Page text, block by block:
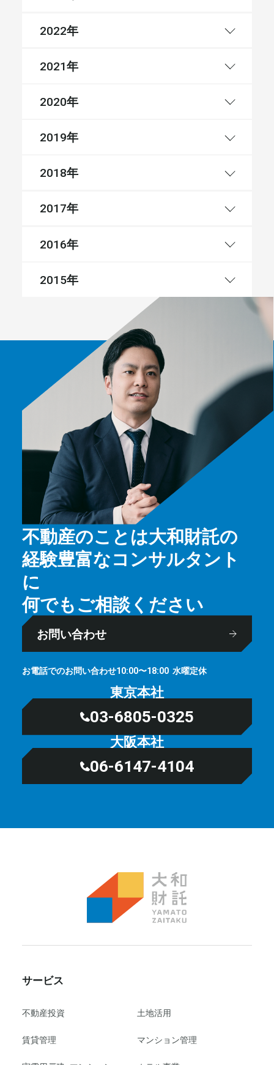
2022年
2021年
2020年
2019年
2018年
2017年
2016年
2015年
不動産のことは大和財託の
経験豊富なコンサルタント
に
何でもご相談ください
お問い合わせ
お電話でのお問い合わせ10:00〜18:00 ⽔曜定休
東京本社
03-6805-0325
大阪本社
06-6147-4104
サービス
不動産投資
⼟地活⽤
賃貸管理
マンション管理